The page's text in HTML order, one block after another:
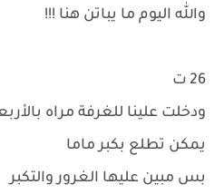
والله اليوم ما يباتن هنا !!!
26 ت
ودخلت علينا للغرفة مراه
يمكن تطلع بكبر ماما
بس مبين عليها الغرور والتكبر